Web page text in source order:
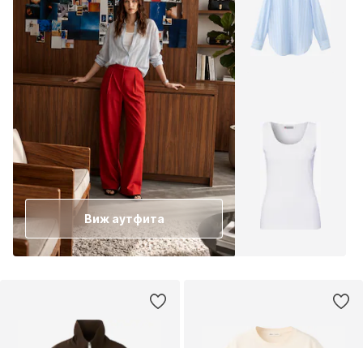
Виж аутфита